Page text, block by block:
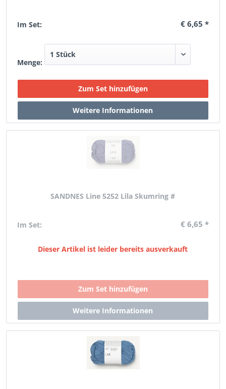
Im Set: € 6,65 *
Menge:
SANDNES Line 5252 Lila Skumring #
Im Set: € 6,65 *
Dieser Artikel ist leider bereits ausverkauft